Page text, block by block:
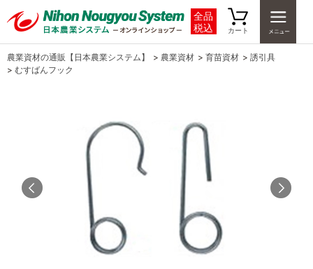
全品
税込
カート
農業資材の通販【日本農業システム】 > 農業資材 > 育苗資材 > 誘引具
> むすばんフック